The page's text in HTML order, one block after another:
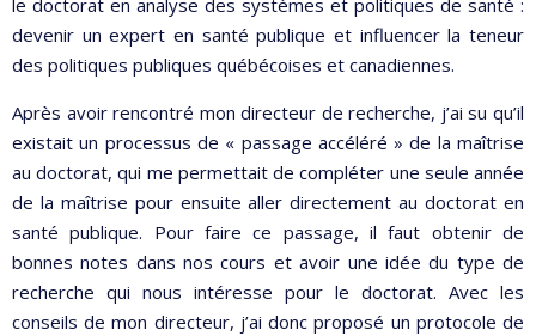
devenir un expert en santé publique et influencer la teneur
des politiques publiques québécoises et canadiennes.
Après avoir rencontré mon directeur de recherche, j’ai su qu’il
existait un processus de « passage accéléré » de la maîtrise
au doctorat, qui me permettait de compléter une seule année
de la maîtrise pour ensuite aller directement au doctorat en
santé publique. Pour faire ce passage, il faut obtenir de
bonnes notes dans nos cours et avoir une idée du type de
recherche qui nous intéresse pour le doctorat. Avec les
conseils de mon directeur, j’ai donc proposé un protocole de